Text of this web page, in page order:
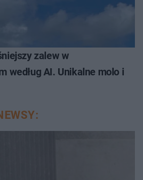
zalew w
według AI. Unikalne molo i